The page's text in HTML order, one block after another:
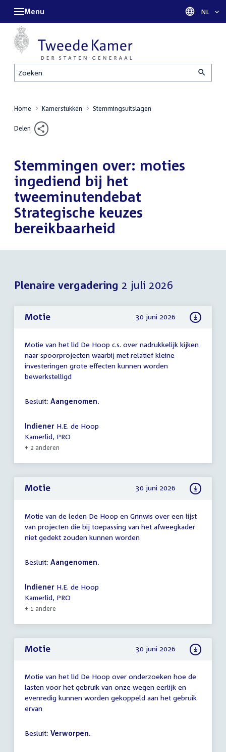
Zoeken
Menu Taal
NL
Home Kamerstukken Stemmingsuitslagen
Delen
Stemmingen over: moties
ingediend bij het
tweeminutendebat
Strategische keuzes
bereikbaarheid
Plenaire vergadering 2 juli 2026
Motie 30 juni 2026
Motie van het lid De Hoop c.s. over nadrukkelijk kijken
naar spoorprojecten waarbij met relatief kleine
investeringen grote effecten kunnen worden
bewerkstelligd
Besluit: Aangenomen.
Indiener H.E. de Hoop
Kamerlid, PRO
+ 2 anderen
Motie 30 juni 2026
Motie van de leden De Hoop en Grinwis over een lijst
van projecten die bij toepassing van het afweegkader
niet gedekt zouden kunnen worden
Besluit: Aangenomen.
Indiener H.E. de Hoop
Kamerlid, PRO
+ 1 andere
Motie 30 juni 2026
Motie van het lid De Hoop over onderzoeken hoe de
lasten voor het gebruik van onze wegen eerlijk en
evenredig kunnen worden gekoppeld aan het gebruik
ervan
Besluit: Verworpen.